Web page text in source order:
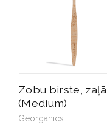
Zobu birste, zaļā
(Medium)
Georganics